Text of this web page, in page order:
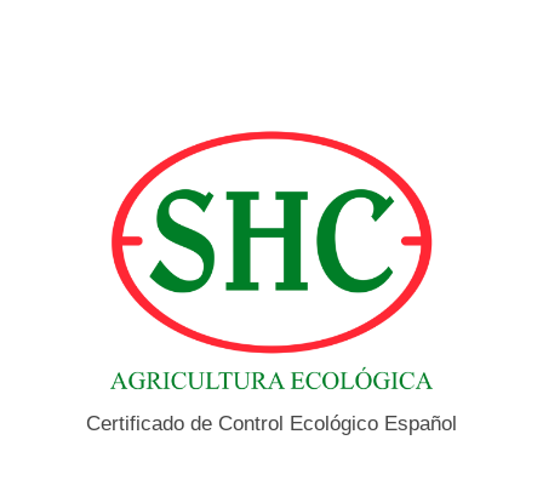
Certificado de Control Ecológico Español